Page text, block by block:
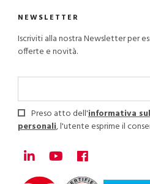
NEWSLETTER
Iscriviti alla nostra Newsletter per
offerte e novità.
Preso atto dell'informativa
personali, l'utente esprime il